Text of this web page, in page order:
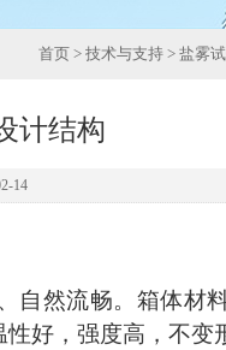
首页 > 技术与支持 > 盐雾
计结构
14
自然流畅。箱体材
好，强度高，不变